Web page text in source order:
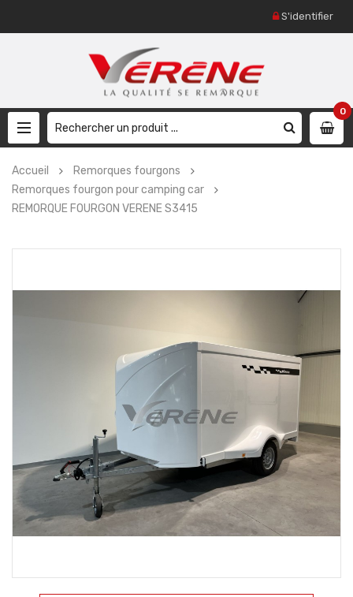
S'identifier
0
Accueil
Remorques fourgons
Remorques fourgon pour camping car
REMORQUE FOURGON VERENE S3415